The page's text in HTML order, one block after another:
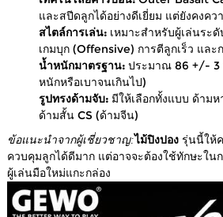
และสปีดลูกได้อย่างดีเยี่ยม แต่ยังคงคว
สไตล์การเล่น: เหมาะสำหรับผู้เล่นระ
เกมบุก (Offensive) การตีลูกเร็ว แล
น้ำหนักมาตรฐาน: ประมาณ 86 +/- 3
หนักหรือเบาจนเกินไป)
รูปทรงด้ามจับ: มีให้เลือกทั้งแบบ ด้าม
ด้ามสั้น CS (ด้ามจีน)
ข้อแนะนำจากผู้เชี่ยวชาญ:ไม้ปิงปอง รุ่นนี้ให้
ควบคุมลูกได้ดีมาก แต่อาจจะต้องใช้ทักษะใน
ผู้เล่นมือใหม่แกะกล่อง